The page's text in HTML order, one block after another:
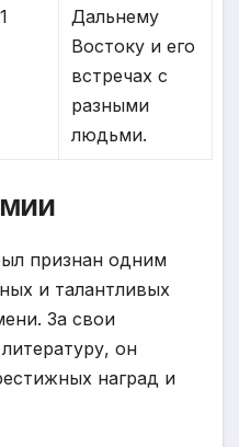
Дальнему
Востоку и его
встречах с
разными
людьми.
признан одним
и талантливых
За свои
он
наград и